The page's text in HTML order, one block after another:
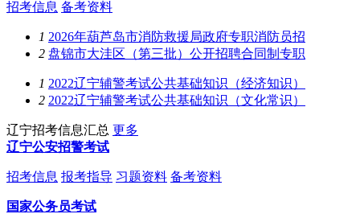
招考信息 备考资料
1 2026年葫芦岛市消防救援局政府专职消防员招
2 盘锦市大洼区（第三批）公开招聘合同制专职
1 2022辽宁辅警考试公共基础知识（经济知识）
2 2022辽宁辅警考试公共基础知识（文化常识）
辽宁招考信息汇总 更多
辽宁公安招警考试
招考信息 报考指导 习题资料 备考资料
国家公务员考试